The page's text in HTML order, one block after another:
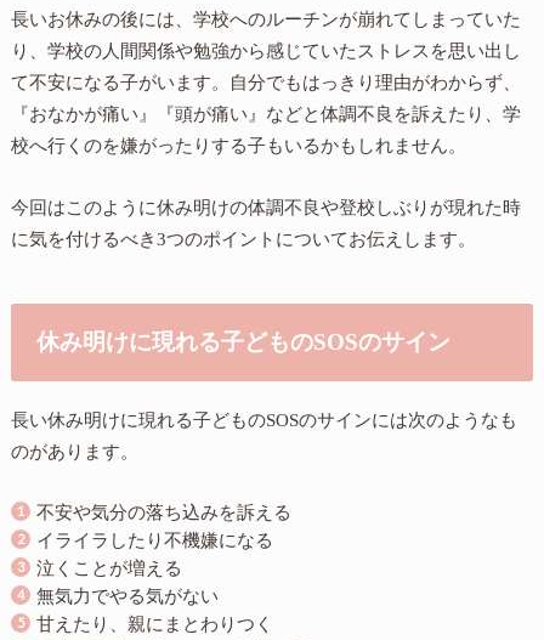
長いお休みの後には、学校へのルーチンが崩れてしまっていた
り、学校の人間関係や勉強から感じていたストレスを思い出し
て不安になる子がいます。自分でもはっきり理由がわからず、
『おなかが痛い』『頭が痛い』などと体調不良を訴えたり、学
校へ行くのを嫌がったりする子もいるかもしれません。
今回はこのように休み明けの体調不良や登校しぶりが現れた時
に気を付けるべき3つのポイントについてお伝えします。
休み明けに現れる子どものSOSのサイン
長い休み明けに現れる子どものSOSのサインには次のようなも
のがあります。
不安や気分の落ち込みを訴える
イライラしたり不機嫌になる
泣くことが増える
無気力でやる気がない
甘えたり、親にまとわりつく